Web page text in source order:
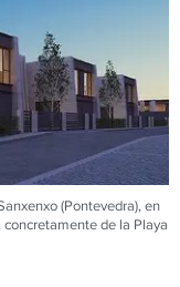
(Pontevedra), en
de la Playa